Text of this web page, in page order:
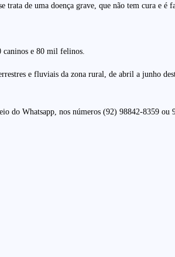
de uma doença grave, que não tem cura e é
caninos e 80 mil felinos.
e fluviais da zona rural, de abril a junho
do Whatsapp, nos números (92) 98842-8359 ou